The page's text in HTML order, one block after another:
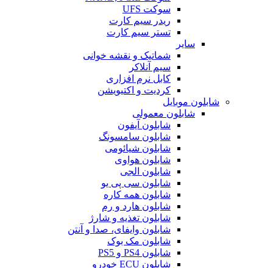
سوکت UFS
ریدر سیم کارت
تستر سیم کارت
سایر
شماتیک و نقشه خوانی
سیم آنلاکر
کابل نرم افزاری
کردیت و اکتیویشن
شابلون موبایل
شابلون معمولی
شابلون آیفون
شابلون سامسونگ
شابلون شیائومی
شابلون هواوی
شابلون الجی
شابلون سی پی یو
شابلون همه کاره
شابلون هارد و رم
شابلون تغذیه و شارژ
شابلون وایفای، صدا و آنتن
شابلون مک بوک
شابلون PS4 و PS5
شابلون ECU خودرو